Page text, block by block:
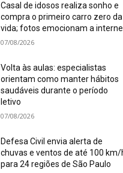
Casal de idosos realiza sonho e
compra o primeiro carro zero da
vida; fotos emocionam a
07/08/2026
Volta às aulas: especialistas
orientam como manter hábitos
saudáveis durante o período
letivo
07/08/2026
Defesa Civil envia alerta de
chuvas e ventos de até 100 km/
para 24 regiões de São Paulo